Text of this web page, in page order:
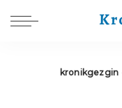
kronikgezgin